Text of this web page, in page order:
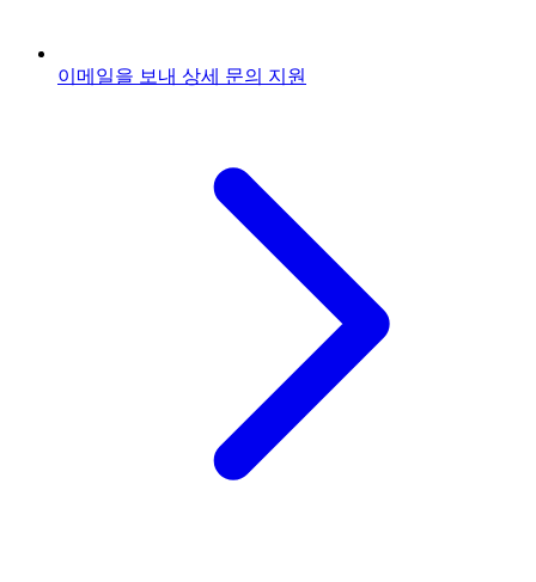
이메일을 보내 상세 문의 지원